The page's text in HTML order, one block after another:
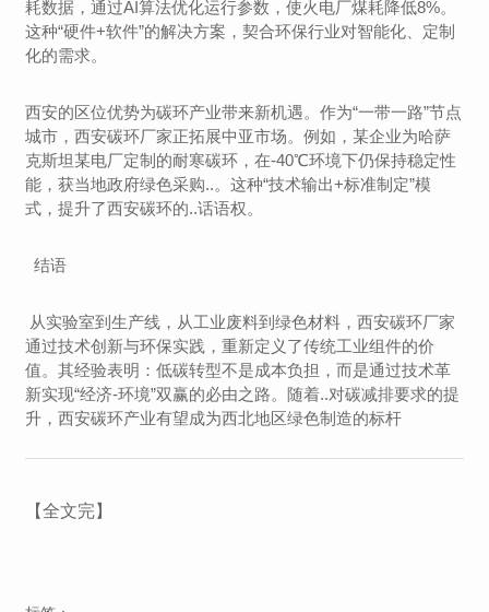
耗数据，通过AI算法优化运行参数，使火电厂煤耗降低8%。
这种“硬件+软件”的解决方案，契合环保行业对智能化、定制
化的需求。
西安的区位优势为碳环产业带来新机遇。作为“一带一路”节点
城市，西安碳环厂家正拓展中亚市场。例如，某企业为哈萨
克斯坦某电厂定制的耐寒碳环，在-40℃环境下仍保持稳定性
能，获当地政府绿色采购..。这种“技术输出+标准制定”模
式，提升了西安碳环的..话语权。
结语
从实验室到生产线，从工业废料到绿色材料，西安碳环厂家
通过技术创新与环保实践，重新定义了传统工业组件的价
值。其经验表明：低碳转型不是成本负担，而是通过技术革
新实现“经济-环境”双赢的必由之路。随着..对碳减排要求的提
升，西安碳环产业有望成为西北地区绿色制造的标杆
【全文完】